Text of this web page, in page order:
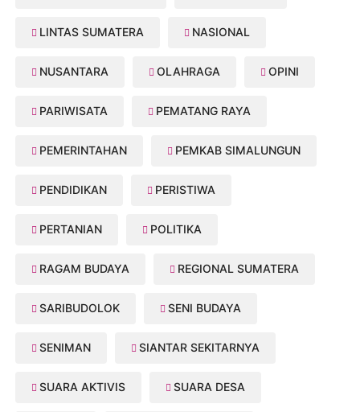
LINTAS SUMATERA NASIONAL
NUSANTARA OLAHRAGA OPINI
PARIWISATA PEMATANG RAYA
PEMERINTAHAN PEMKAB SIMALUNGUN
PENDIDIKAN PERISTIWA
PERTANIAN POLITIKA
RAGAM BUDAYA REGIONAL SUMATERA
SARIBUDOLOK SENI BUDAYA
SENIMAN SIANTAR SEKITARNYA
SUARA AKTIVIS SUARA DESA